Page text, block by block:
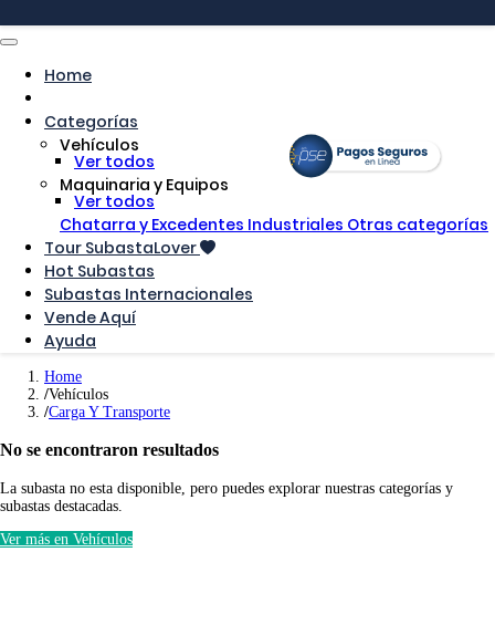
Home
Categorías
Vehículos
Ver todos
Maquinaria y Equipos
Ver todos
Chatarra y Excedentes Industriales Otras categorías
Tour SubastaLover
Hot Subastas
Subastas Internacionales
Vende Aquí
Ayuda
Home
Vehículos
Carga Y Transporte
No se encontraron resultados
La subasta no esta disponible, pero puedes explorar nuestras categorías y
subastas destacadas.
Ver más en Vehículos